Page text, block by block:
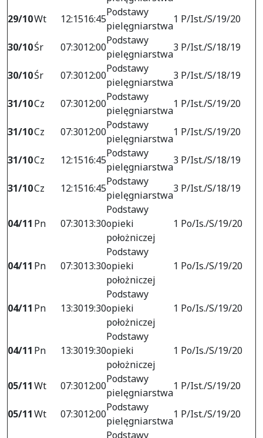
29/10Wt 12:1516:45
Podstawy
pielęgniarstwa
1 P/Ist./S/19/20
30/10Śr 07:3012:00
Podstawy
pielęgniarstwa
3 P/Ist./S/18/19
30/10Śr 07:3012:00
Podstawy
pielęgniarstwa
3 P/Ist./S/18/19
31/10Cz 07:3012:00
Podstawy
pielęgniarstwa
1 P/Ist./S/19/20
31/10Cz 07:3012:00
Podstawy
pielęgniarstwa
1 P/Ist./S/19/20
31/10Cz 12:1516:45
Podstawy
pielęgniarstwa
3 P/Ist./S/18/19
31/10Cz 12:1516:45
Podstawy
pielęgniarstwa
3 P/Ist./S/18/19
04/11 Pn 07:3013:30
Podstawy
opieki
położniczej
1 Po/Is./S/19/20
04/11 Pn 07:3013:30
Podstawy
opieki
położniczej
1 Po/Is./S/19/20
04/11 Pn 13:3019:30
Podstawy
opieki
położniczej
1 Po/Is./S/19/20
04/11 Pn 13:3019:30
Podstawy
opieki
położniczej
1 Po/Is./S/19/20
05/11Wt 07:3012:00
Podstawy
pielęgniarstwa
1 P/Ist./S/19/20
05/11Wt 07:3012:00
Podstawy
pielęgniarstwa
1 P/Ist./S/19/20
Podstawy